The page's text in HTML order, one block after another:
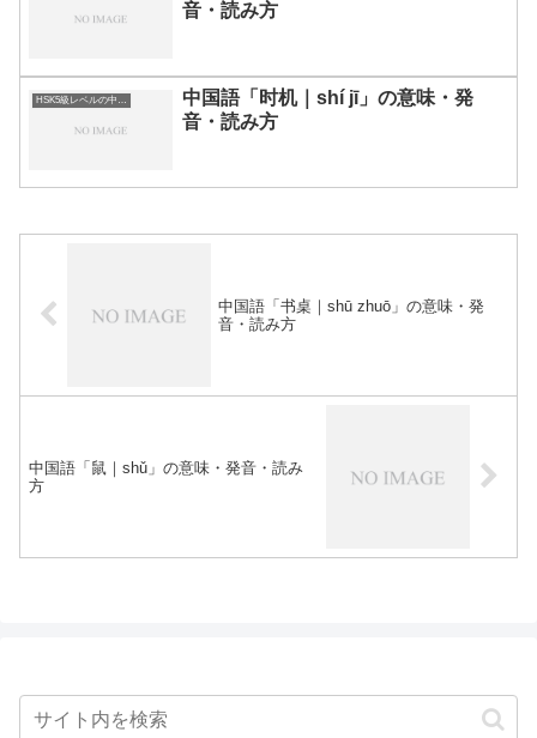
音・読み方
中国語「时机｜shí jī」の意味・発
音・読み方
中国語「书桌｜shū zhuō」の意味・発
音・読み方
中国語「鼠｜shǔ」の意味・発音・読み
方